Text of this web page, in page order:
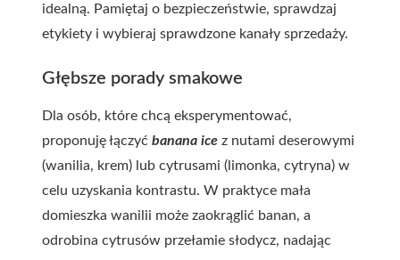
idealną. Pamiętaj o bezpieczeństwie, sprawdzaj
etykiety i wybieraj sprawdzone kanały sprzedaży.
Głębsze porady smakowe
Dla osób, które chcą eksperymentować,
proponuję łączyć banana ice z nutami deserowymi
(wanilia, krem) lub cytrusami (limonka, cytryna) w
celu uzyskania kontrastu. W praktyce mała
domieszka wanilii może zaokrąglić banan, a
odrobina cytrusów przełamie słodycz, nadając